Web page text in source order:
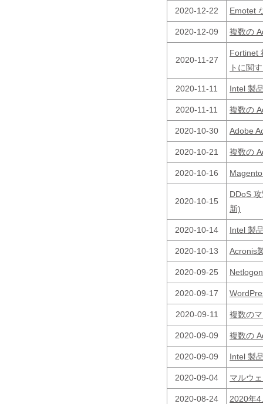
2020-12-22 Emotet
2020-12-09 複数の
2020-11-27
Fortinet
トに関
2020-11-11 Intel 製
2020-11-11 複数の
2020-10-30 Adobe
2020-10-21 複数の
2020-10-16
2020-10-15
DDoS
新)
2020-10-14 Intel 製
2020-10-13 Acronis
2020-09-25
2020-09-17
2020-09-11 複数の
2020-09-09 複数の
2020-09-09 Intel 製
2020-09-04 マルウ
2020-08-24 2020年